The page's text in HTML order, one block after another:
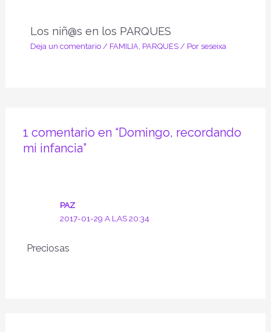
Los niñ@s en los PARQUES
Deja un comentario / FAMILIA, PARQUES/ Por seseixa
1 comentario en “Domingo, recordando
mi infancia”
PAZ
2017-01-29 A LAS 20:34
Preciosas